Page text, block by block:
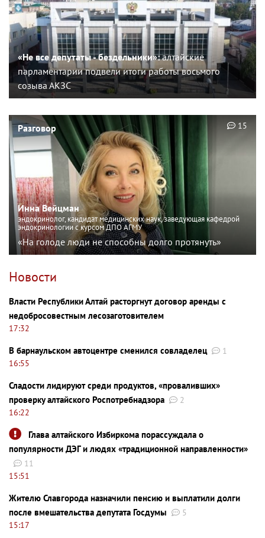
«Не все депутаты - бездельники»:алтайские
парламентарии подвели итоги работы восьмого
созыва АКЗС
Разговор
Инна Вейцман
эндокринолог, кандидат медицинских наук, заведующая кафедрой
эндокринологии с курсом ДПО АГМУ
«На голоде люди не способны долго протянуть»
15
Новости
Власти Республики Алтай расторгнут договор аренды с
недобросовестным лесозаготовителем
17:32
В барнаульском автоцентре сменился совладелец
1
16:55
Сладости лидируют среди продуктов, «проваливших»
проверку алтайского Роспотребнадзора
2
16:22
Глава алтайского Избиркома порассуждала о
популярности ДЭГ и людях «традиционной направленности»
11
15:51
Жителю Славгорода назначили пенсию и выплатили долги
после вмешательства депутата Госдумы
5
15:17